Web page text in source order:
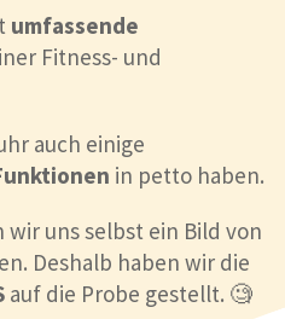
umfassende
Fitness- und
auch einige
in petto haben.
uns selbst ein Bild von
Deshalb haben wir die
auf die Probe gestellt. 🧐